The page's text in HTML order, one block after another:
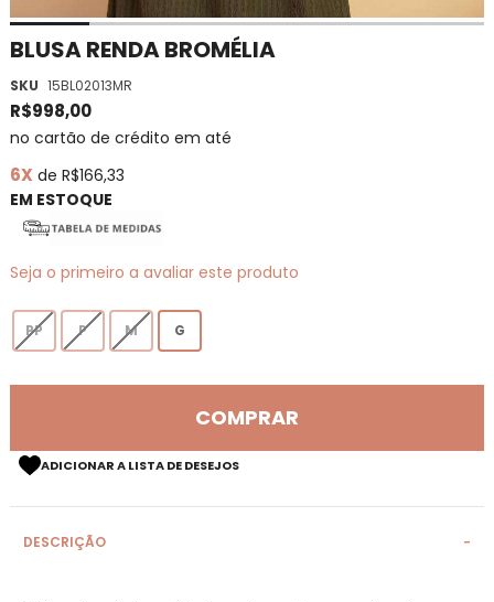
BLUSA RENDA BROMÉLIA
SKU 15BL02013MR
R$998,00
no cartão de crédito em até
6X de R$166,33
EM ESTOQUE
Seja o primeiro a avaliar este produto
PP P M G
COMPRAR
ADICIONAR A LISTA DE DESEJOS
DESCRIÇÃO
Saltar
o
início
da
de
imagens